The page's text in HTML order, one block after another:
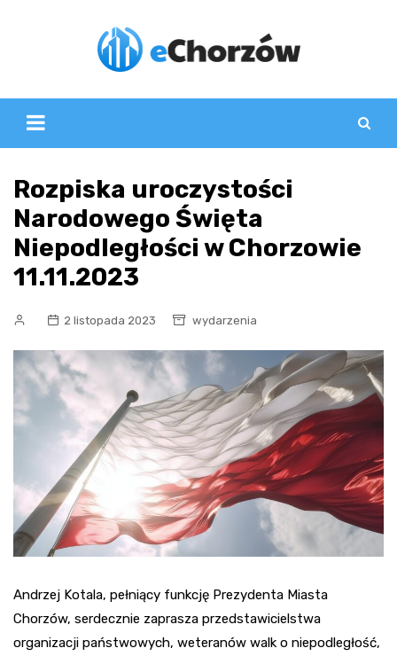
Rozpiska uroczystości
Narodowego Święta
Niepodległości w Chorzowie
11.11.2023
2 listopada 2023 wydarzenia
Andrzej Kotala, pełniący funkcję Prezydenta Miasta
Chorzów, serdecznie zaprasza przedstawicielstwa
organizacji państwowych, weteranów walk o niepodległość,